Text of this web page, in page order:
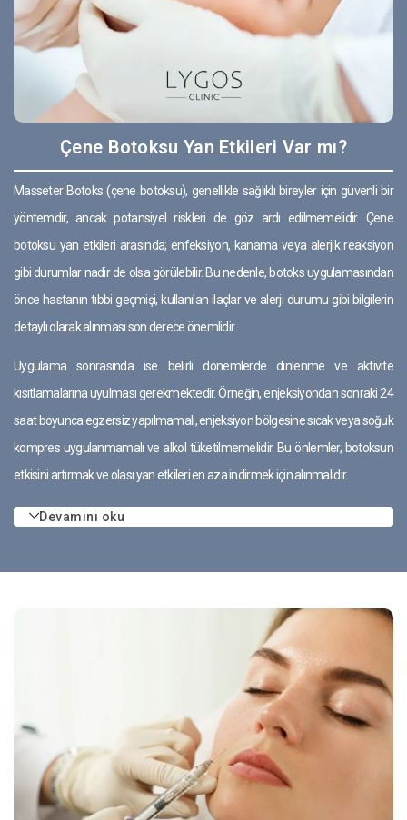
Çene Botoksu Yan Etkileri Var mı?
Masseter Botoks (çene botoksu), genellikle sağlıklı bireyler için güvenli bir
yöntemdir, ancak potansiyel riskleri de göz ardı edilmemelidir. Çene
botoksu yan etkileri arasında; enfeksiyon, kanama veya alerjik reaksiyon
gibi durumlar nadir de olsa görülebilir. Bu nedenle, botoks uygulamasından
önce hastanın tıbbi geçmişi, kullanılan ilaçlar ve alerji durumu gibi bilgilerin
detaylı olarak alınması son derece önemlidir.
Uygulama sonrasında ise belirli dönemlerde dinlenme ve aktivite
kısıtlamalarına uyulması gerekmektedir. Örneğin, enjeksiyondan sonraki 24
saat boyunca egzersiz yapılmamalı, enjeksiyon bölgesine sıcak veya soğuk
kompres uygulanmamalı ve alkol tüketilmemelidir. Bu önlemler, botoksun
etkisini artırmak ve olası yan etkileri en aza indirmek için alınmalıdır.
Devamını oku